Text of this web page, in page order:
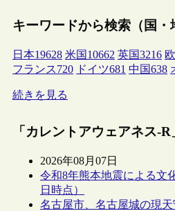
キーワードから検索（国・
日本19628 米国 10662 英国3216
フランス720 ドイツ681 中国638
続きを見る
「カレントアウェアネス-
2026年08月07日
令和8年熊本地震による文
日時点）
名古屋市、名古屋城の現